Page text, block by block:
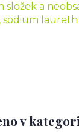
složek a
v